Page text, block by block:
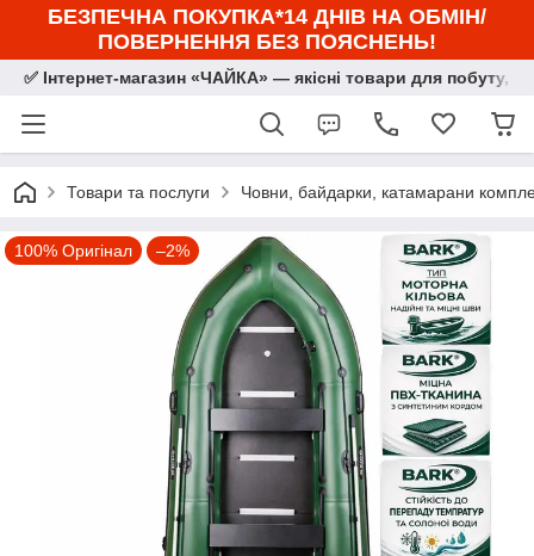
БЕЗПЕЧНА ПОКУПКА*14 ДНІВ НА ОБМІН/
ПОВЕРНЕННЯ БЕЗ ПОЯСНЕНЬ!
✅ Інтернет-магазин «ЧАЙКА» — якісні товари для побуту,
Товари та послуги Човни, байдарки, катамарани
100% Оригінал –2%